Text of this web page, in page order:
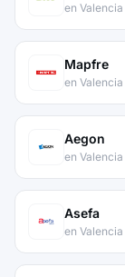
en Valencia
Mapfre
en Valencia
Aegon
en Valencia
Asefa
en Valencia